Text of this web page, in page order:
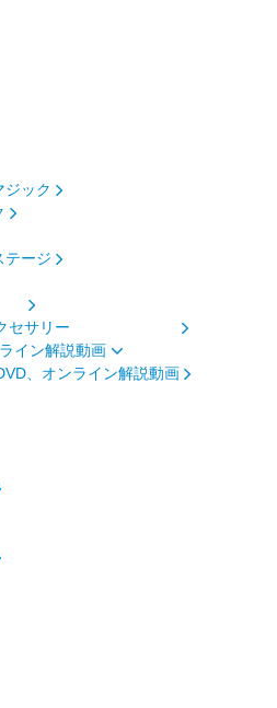
ジック
テージ
ク
、アクセサリー
イン解説動画
、オンライン解説動画